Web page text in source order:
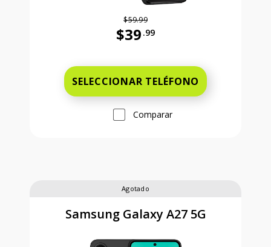
$59.99
$39 .99
SELECCIONAR TELÉFONO
Comparar
Agotado
Samsung Galaxy A27 5G